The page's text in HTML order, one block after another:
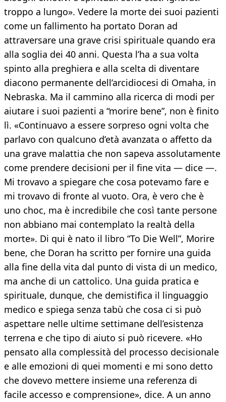
troppo a lungo». Vedere la morte dei suoi pazienti
come un fallimento ha portato Doran ad
attraversare una grave crisi spirituale quando era
alla soglia dei 40 anni. Questa l’ha a sua volta
spinto alla preghiera e alla scelta di diventare
diacono permanente dell’arcidiocesi di Omaha, in
Nebraska. Ma il cammino alla ricerca di modi per
aiutare i suoi pazienti a “morire bene”, non è finito
lì. «Continuavo a essere sorpreso ogni volta che
parlavo con qualcuno d’età avanzata o affetto da
una grave malattia che non sapeva assolutamente
come prendere decisioni per il fine vita — dice —.
Mi trovavo a spiegare che cosa potevamo fare e
mi trovavo di fronte al vuoto. Ora, è vero che è
uno choc, ma è incredibile che così tante persone
non abbiano mai contemplato la realtà della
morte». Di qui è nato il libro “To Die Well”, Morire
bene, che Doran ha scritto per fornire una guida
alla fine della vita dal punto di vista di un medico,
ma anche di un cattolico. Una guida pratica e
spirituale, dunque, che demistifica il linguaggio
medico e spiega senza tabù che cosa ci si può
aspettare nelle ultime settimane dell’esistenza
terrena e che tipo di aiuto si può ricevere. «Ho
pensato alla complessità del processo decisionale
e alle emozioni di quei momenti e mi sono detto
che dovevo mettere insieme una referenza di
facile accesso e comprensione», dice. A un anno